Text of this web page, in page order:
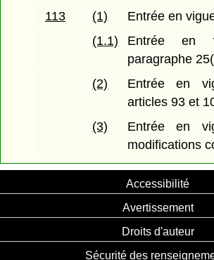
113
(1)
Entrée en
(1.1)
Entrée en
paragraphe
(2)
Entrée en
articles 93 et
(3)
Entrée en
modifications
Accessibilité
Avertissement
Droits d'auteur
Sécurité des